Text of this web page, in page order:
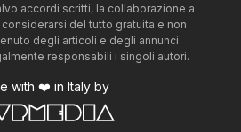
accordi scritti, la collaborazione a
del tutto gratuita e non
degli articoli e degli annunci
responsabili i singoli autori.
with ❤️ in Italy by